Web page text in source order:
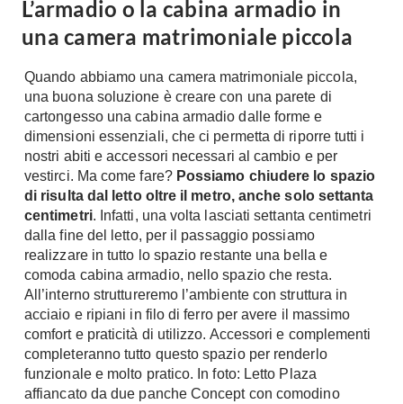
Materassi
Memory Foam
Reti Letto
Cuscini
Consigli materassi
Bagno
Arredo Bagno
Sanitari
Cabine Doccia
Idromassaggio
Accessori Bagno
Rubinetteria
Vasche da Bagno
A Chiocciola
Scale Interni
Ringhiere
Rivestimenti
Ceramica
Cotto
Resina
Parquet
Gres
Laminato
Moquette
Carta da parati
Pavimenti esterni
Fai da Te
L’armadio o la cabina armadio in
una camera matrimoniale piccola
Quando abbiamo una camera matrimoniale piccola,
una buona soluzione è creare con una parete di
cartongesso una cabina armadio dalle forme e
dimensioni essenziali, che ci permetta di riporre tutti i
nostri abiti e accessori necessari al cambio e per
vestirci. Ma come fare? Possiamo chiudere lo spazio
di risulta dal letto oltre il metro, anche solo settanta
centimetri. Infatti, una volta lasciati settanta centimetri
dalla fine del letto, per il passaggio possiamo
realizzare in tutto lo spazio restante una bella e
comoda cabina armadio, nello spazio che resta.
All’interno struttureremo l’ambiente con struttura in
acciaio e ripiani in filo di ferro per avere il massimo
comfort e praticità di utilizzo. Accessori e complementi
completeranno tutto questo spazio per renderlo
funzionale e molto pratico. In foto: Letto Plaza
affiancato da due panche Concept con comodino